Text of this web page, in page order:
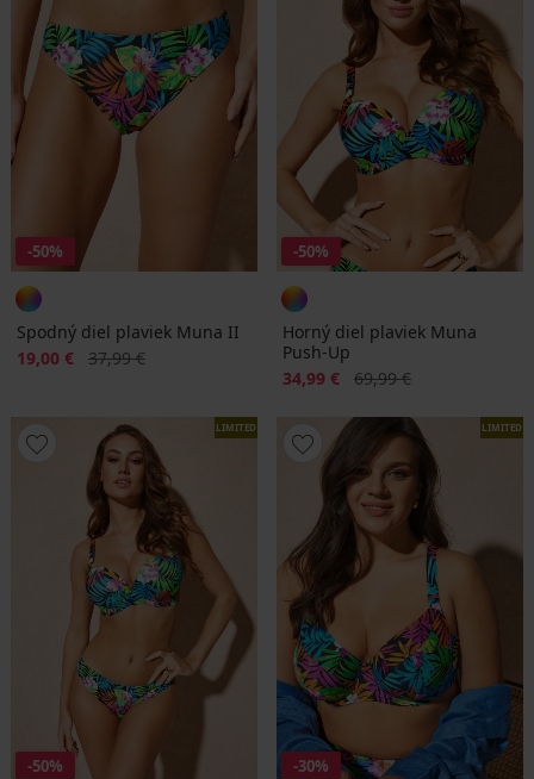
-50%
Spodný diel plaviek Muna II
Zľava
19,00 € Pôvodná cena
37,99 €
-50%
Horný diel plaviek Muna
Push-Up
Zľava
34,99 € Pôvodná cena
69,99 €
LIMITED
-50%
LIMITED
-30%